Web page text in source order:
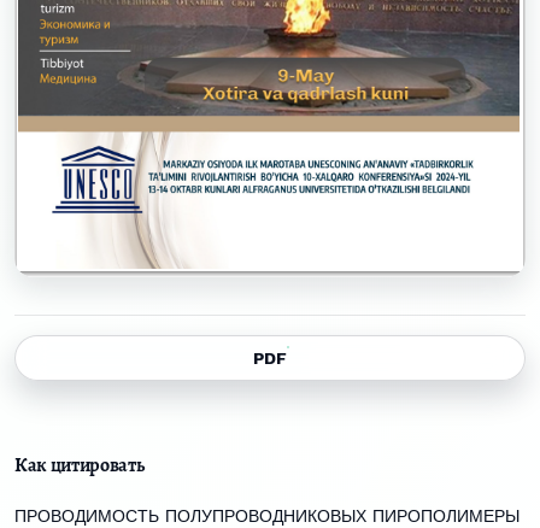
PDF
Как цитировать
ПРОВОДИМОСТЬ ПОЛУПРОВОДНИКОВЫХ ПИРОПОЛИМЕРЫ